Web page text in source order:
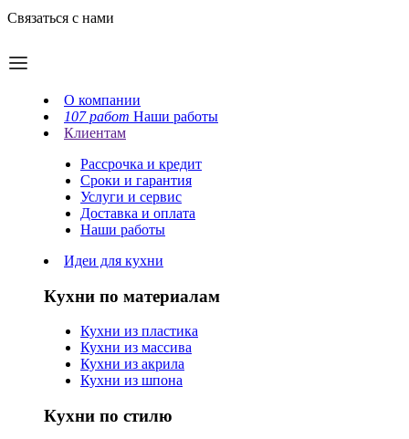
Связаться с нами
О компании
107 работ Наши работы
Клиентам
Рассрочка и кредит
Сроки и гарантия
Услуги и сервис
Доставка и оплата
Наши работы
Идеи для кухни
Кухни по материалам
Кухни из пластика
Кухни из массива
Кухни из акрила
Кухни из шпона
Кухни по стилю